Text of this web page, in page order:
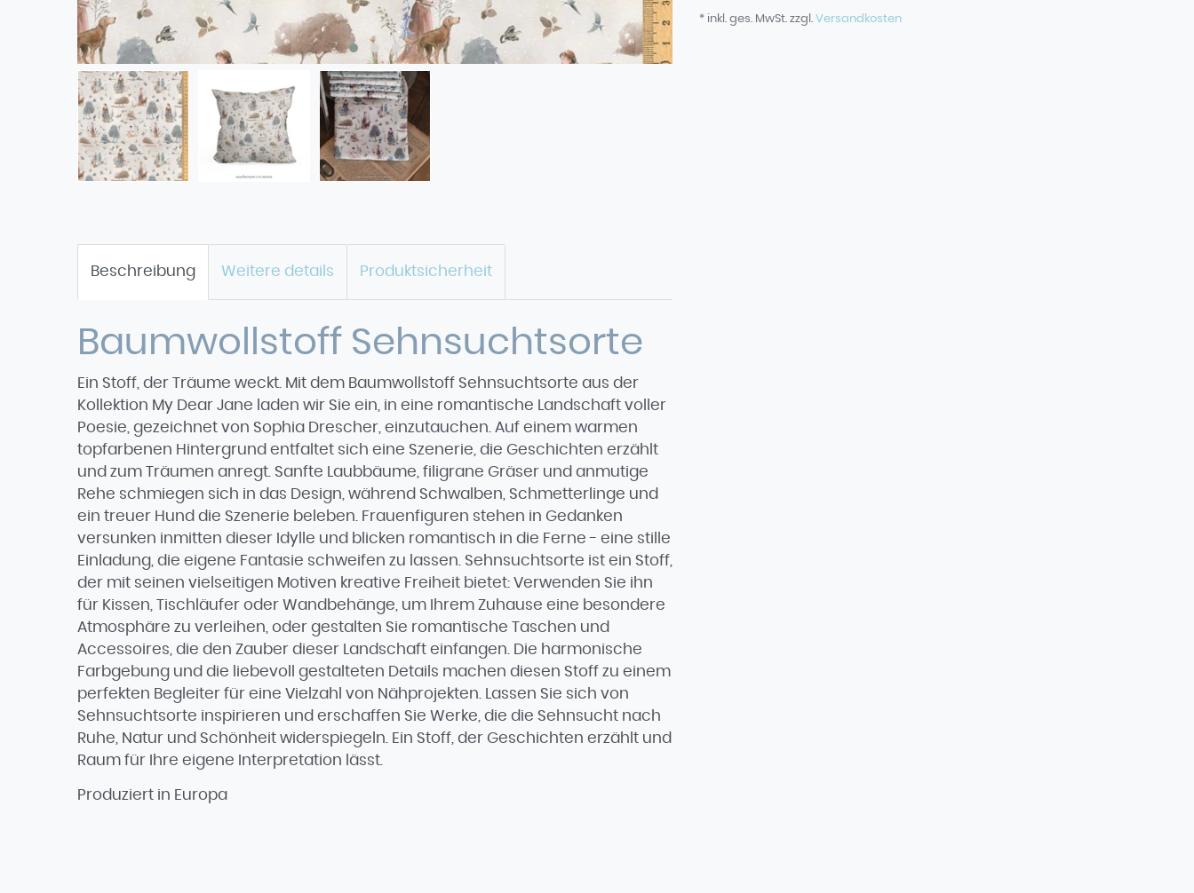
* inkl. ges. MwSt. zzgl. Versandkosten
Beschreibung Weitere details Produktsicherheit
Baumwollstoff Sehnsuchtsorte
Ein Stoff, der Träume weckt. Mit dem Baumwollstoff Sehnsuchtsorte aus der
Kollektion My Dear Jane laden wir Sie ein, in eine romantische Landschaft voller
Poesie, gezeichnet von Sophia Drescher, einzutauchen. Auf einem warmen
topfarbenen Hintergrund entfaltet sich eine Szenerie, die Geschichten erzählt
und zum Träumen anregt. Sanfte Laubbäume, filigrane Gräser und anmutige
Rehe schmiegen sich in das Design, während Schwalben, Schmetterlinge und
ein treuer Hund die Szenerie beleben. Frauenfiguren stehen in Gedanken
versunken inmitten dieser Idylle und blicken romantisch in die Ferne - eine stille
Einladung, die eigene Fantasie schweifen zu lassen. Sehnsuchtsorte ist ein Stoff,
der mit seinen vielseitigen Motiven kreative Freiheit bietet: Verwenden Sie ihn
für Kissen, Tischläufer oder Wandbehänge, um Ihrem Zuhause eine besondere
Atmosphäre zu verleihen, oder gestalten Sie romantische Taschen und
Accessoires, die den Zauber dieser Landschaft einfangen. Die harmonische
Farbgebung und die liebevoll gestalteten Details machen diesen Stoff zu einem
perfekten Begleiter für eine Vielzahl von Nähprojekten. Lassen Sie sich von
Sehnsuchtsorte inspirieren und erschaffen Sie Werke, die die Sehnsucht nach
Ruhe, Natur und Schönheit widerspiegeln. Ein Stoff, der Geschichten erzählt und
Raum für Ihre eigene Interpretation lässt.
Produziert in Europa